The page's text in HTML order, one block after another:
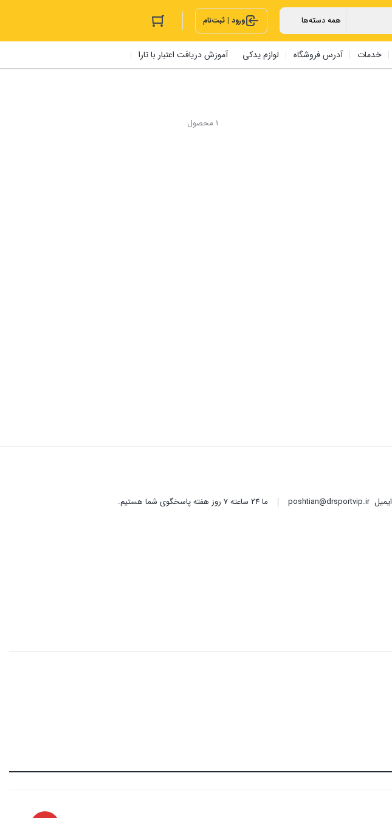
ورود | ثبت‌نام
خدمات آدرس فروشگاه لوازم یدکی آموزش دریافت اعتبار با تارا
1 محصول
ایمیلposhtian@drsportvip.ir ما 24 ساعته 7 روز هفته پاسخگوی شما هستیم.